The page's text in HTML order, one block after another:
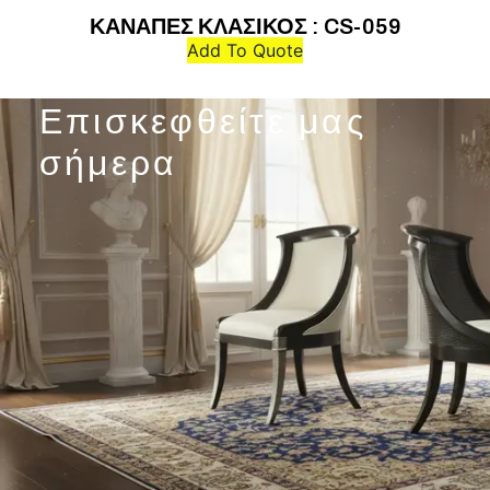
ΚΑΝΑΠΕΣ ΚΛΑΣΙΚΟΣ : CS-059
Add To Quote
Επισκεφθείτε μας
σήμερα